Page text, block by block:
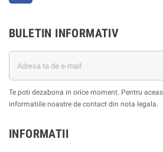
BULETIN INFORMATIV
Te poti dezabona in orice moment. Pentru
informatiile noastre de contact din nota legala.
INFORMATII